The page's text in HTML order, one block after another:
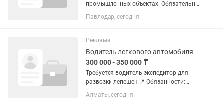
промышленных объектах. Обязательно
наличие действующего удостоверения
сварщика. Опыт работы с фланцевыми
дисциплинированность, соблюдение...
Павлодар, сегодня
Реклама
Водитель легкового автомобиля
300 000 - 350 000 ₸
Требуется водитель-экспедитор для
развозки лепешек 📍 Обязанности:
Развозка лепешек по магазинам.
Алматы, сегодня